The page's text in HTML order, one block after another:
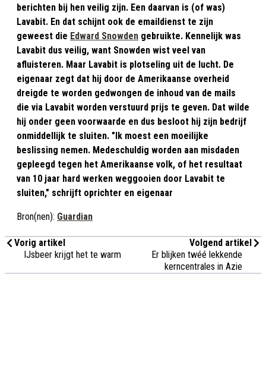
berichten bij hen veilig zijn. Een daarvan is (of was)
Lavabit. En dat schijnt ook de emaildienst te zijn
geweest die Edward Snowden gebruikte. Kennelijk was
Lavabit dus veilig, want Snowden wist veel van
afluisteren. Maar Lavabit is plotseling uit de lucht. De
eigenaar zegt dat hij door de Amerikaanse overheid
dreigde te worden gedwongen de inhoud van de mails
die via Lavabit worden verstuurd prijs te geven. Dat wilde
hij onder geen voorwaarde en dus besloot hij zijn bedrijf
onmiddellijk te sluiten. "Ik moest een moeilijke
beslissing nemen. Medeschuldig worden aan misdaden
gepleegd tegen het Amerikaanse volk, of het resultaat
van 10 jaar hard werken weggooien door Lavabit te
sluiten," schrijft oprichter en eigenaar
Bron(nen): Guardian
Vorig artikel
IJsbeer krijgt het te warm
Volgend artikel
Er blijken twéé lekkende
kerncentrales in Azie